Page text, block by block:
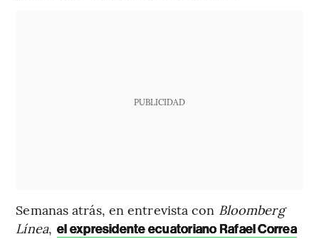
PUBLICIDAD
Semanas atrás, en entrevista con Bloomberg
Línea, el expresidente ecuatoriano Rafael Correa